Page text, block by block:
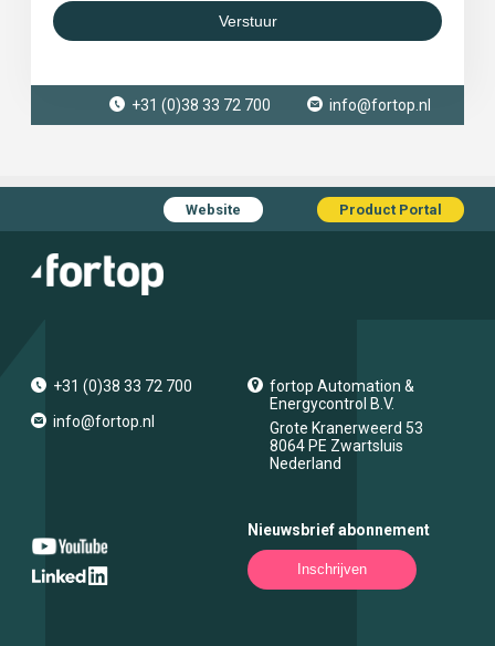
Verstuur
+31 (0)38 33 72 700 info@fortop.nl
Website Product Portal
+31 (0)38 33 72 700
info@fortop.nl
fortop Automation &
Energycontrol B.V.
Grote Kranerweerd 53
8064 PE Zwartsluis
Nederland
Nieuwsbrief abonnement
Inschrijven